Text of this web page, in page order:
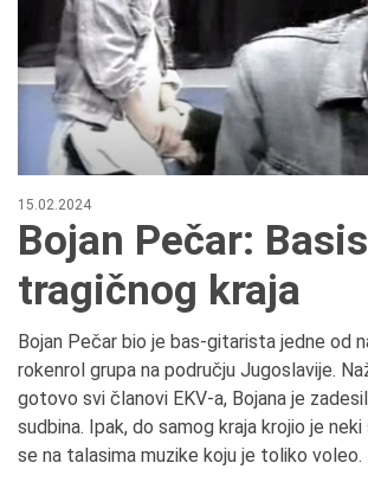
15.02.2024
Bojan Pečar:
tragičnog kraja
Bojan Pečar bio je bas-gitarista jedne od
rokenrol grupa na području Jugoslavije.
gotovo svi članovi EKV-a, Bojana je
sudbina. Ipak, do samog kraja krojio je
se na talasima muzike koju je toliko voleo.